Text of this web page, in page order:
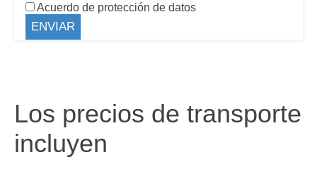
Acuerdo de protección de datos
Los precios de transporte
incluyen